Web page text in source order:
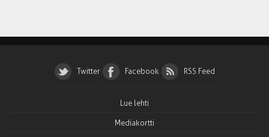
Twitter Facebook RSS Feed
Lue lehti
Mediakortti